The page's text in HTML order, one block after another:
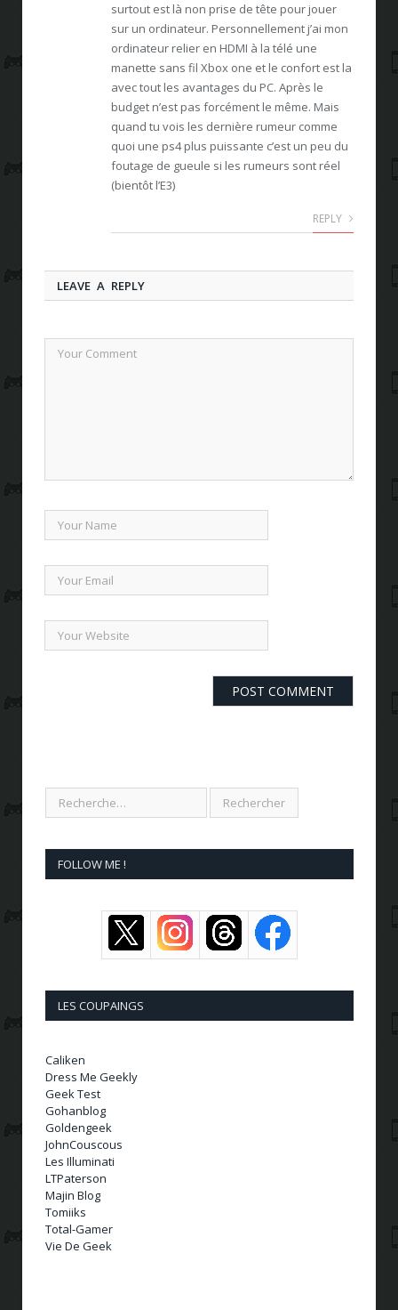
surtout est là non prise de tête pour jouer
sur un ordinateur. Personnellement j’ai mon
ordinateur relier en HDMI à la télé une
manette sans fil Xbox one et le confort est la
avec tout les avantages du PC. Après le
budget n’est pas forcément le même. Mais
quand tu vois les dernière rumeur comme
quoi une ps4 plus puissante c’est un peu du
foutage de gueule si les rumeurs sont réel
(bientôt l’E3)
REPLY
LEAVE A REPLY
FOLLOW ME !
LES COUPAINGS
Caliken
Dress Me Geekly
Geek Test
Gohanblog
Goldengeek
JohnCouscous
Les Illuminati
LTPaterson
Majin Blog
Tomiiks
Total-Gamer
Vie De Geek